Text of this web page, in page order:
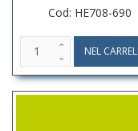
Cod: HE708-690